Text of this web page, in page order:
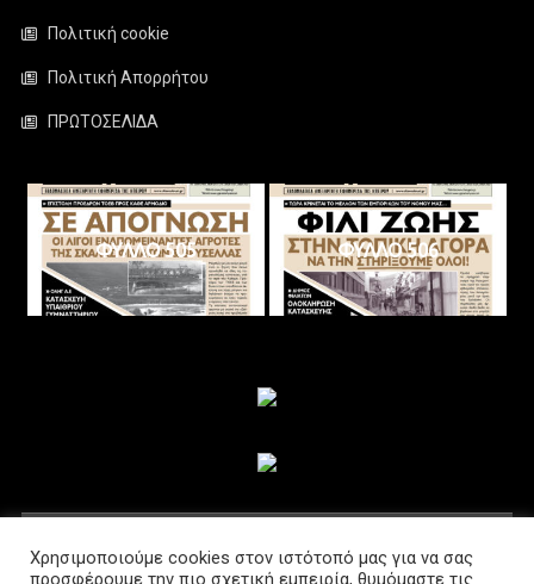
Πολιτική cookie
Πολιτική Απορρήτου
ΠΡΩΤΟΣΕΛΙΔΑ
ΦΥΛΛΟ 505 ΦΥΛΛΟ 506
Χρησιμοποιούμε cookies στον ιστότοπό μας για να σας
προσφέρουμε την πιο σχετική εμπειρία, θυμόμαστε τις